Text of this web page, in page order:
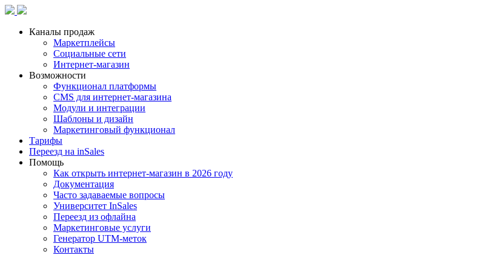
Каналы продаж
Маркетплейсы
Социальные сети
Интернет-магазин
Возможности
Функционал платформы
CMS для интернет-магазина
Модули и интеграции
Шаблоны и дизайн
Маркетинговый функционал
Тарифы
Переезд на inSales
Помощь
Как открыть интернет-магазин в 2026 году
Документация
Часто задаваемые вопросы
Университет InSales
Переезд из офлайна
Маркетинговые услуги
Генератор UTM-меток
Контакты